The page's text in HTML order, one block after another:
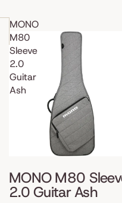
MONO
M80
Sleeve
2.0
Guitar
Ash
MONO M80
2.0 Guitar Ash